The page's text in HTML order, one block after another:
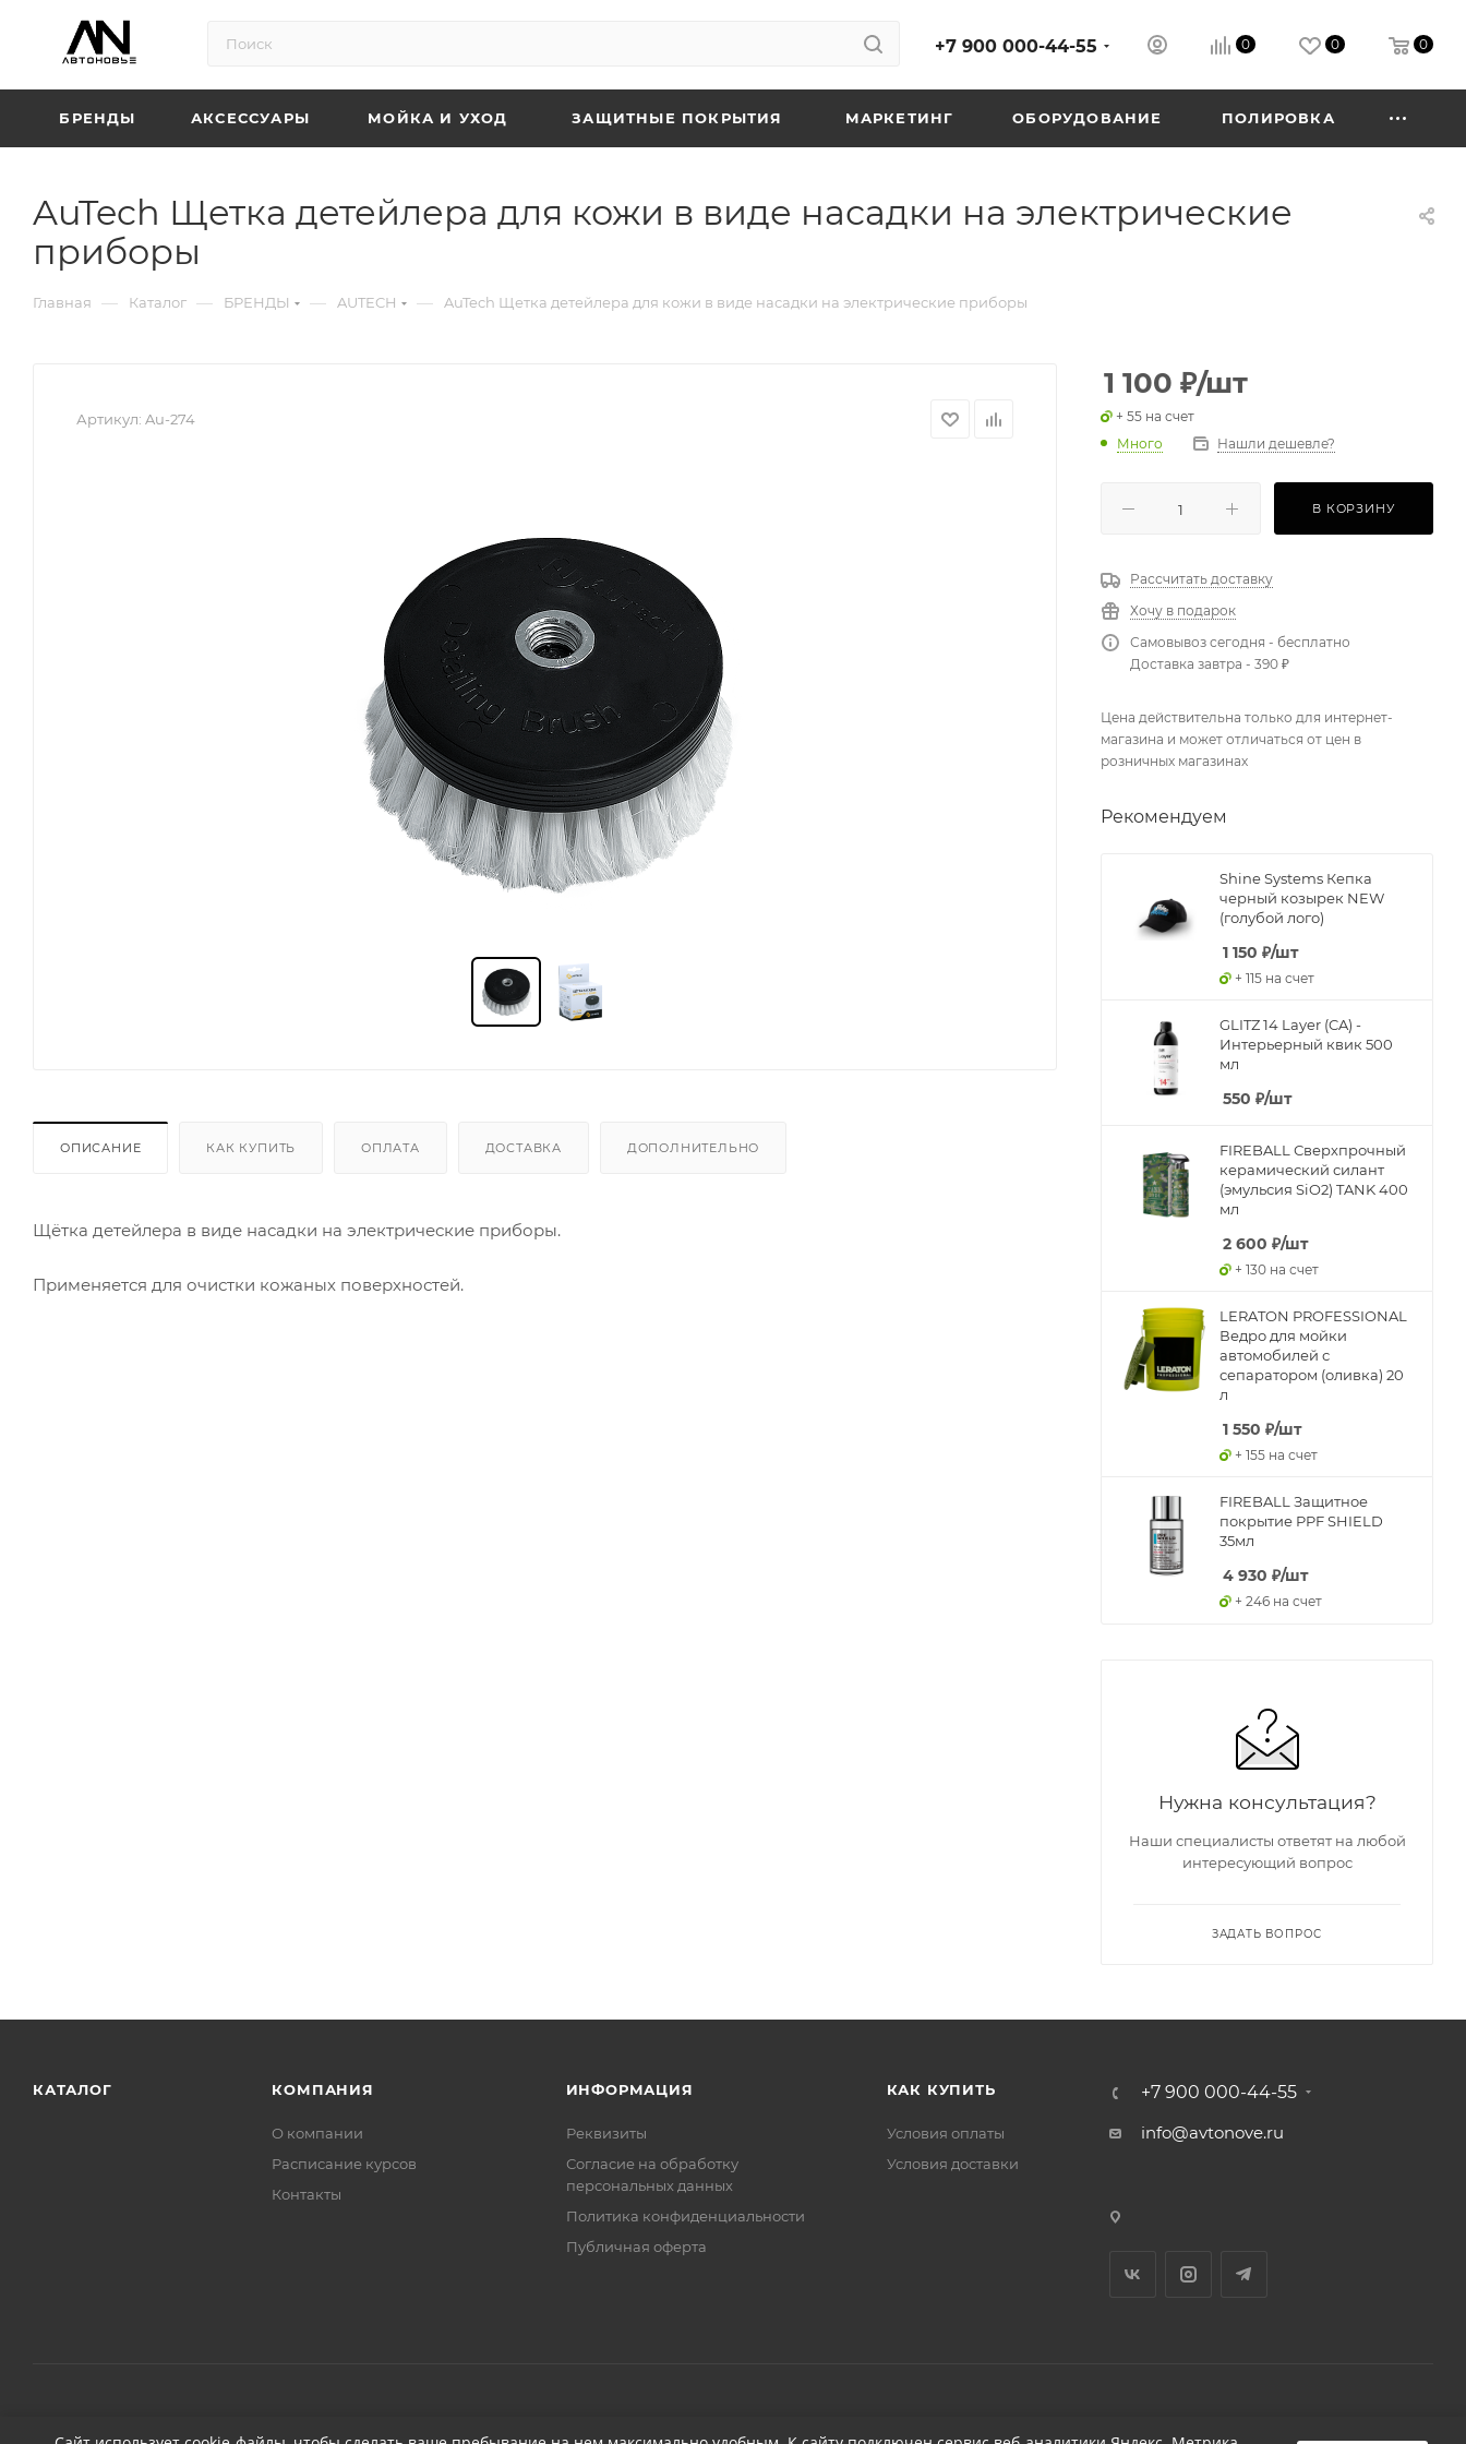
+7 900 000-44-55 0 0 0
БРЕНДЫ АКСЕССУАРЫ МОЙКА И УХОД ЗАЩИТНЫЕ ПОКРЫТИЯ МАРКЕТИНГ ОБОРУДОВАНИЕ ПОЛИРОВКА
AuTech Щетка детейлера для кожи в виде насадки на электрические
приборы
Главная — Каталог — БРЕНДЫ — AUTECH — AuTech Щетка детейлера для кожи в виде насадки на электрические приборы
Артикул: Au-274
ОПИСАНИЕ КАК КУПИТЬ ОПЛАТА ДОСТАВКА ДОПОЛНИТЕЛЬНО
Щётка детейлера в виде насадки на электрические приборы.
Применяется для очистки кожаных поверхностей.
1 100 ₽/шт
+ 55 на счет
Много
Нашли дешевле?
В КОРЗИНУ
Рассчитать доставку
Хочу в подарок
Самовывоз сегодня - бесплатно
Доставка завтра - 390 ₽
Цена действительна только для интернет-
магазина и может отличаться от цен в
розничных магазинах
Рекомендуем
Shine Systems Кепка
черный козырек NEW
(голубой лого)
1 150 ₽/шт
+ 115 на счет
GLITZ 14 Layer (CA) -
Интерьерный квик 500
мл
550 ₽/шт
FIREBALL Сверхпрочный
керамический силант
(эмульсия SiO2) TANK 400
мл
2 600 ₽/шт
+ 130 на счет
LERATON PROFESSIONAL
Ведро для мойки
автомобилей с
сепаратором (оливка) 20
л
1 550 ₽/шт
+ 155 на счет
FIREBALL Защитное
покрытие PPF SHIELD
35мл
4 930 ₽/шт
+ 246 на счет
Нужна консультация?
Наши специалисты ответят на любой
интересующий вопрос
ЗАДАТЬ ВОПРОС
КАТАЛОГ КОМПАНИЯ
О компании
Расписание курсов
Контакты
ИНФОРМАЦИЯ
Реквизиты
Соглаcие на обработку
персональных данных
Политика конфиденциальности
Публичная оферта
КАК КУПИТЬ
Условия оплаты
Условия доставки
+7 900 000-44-55
info@avtonove.ru
2026 © ДЕТЕЙЛИНГ-МАРКЕТ АВТОНОВЬЕ Разработано в KAPUSTA LAB